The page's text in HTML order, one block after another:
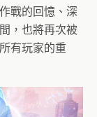
戰的回憶、深
，也將再次被
有玩家的重